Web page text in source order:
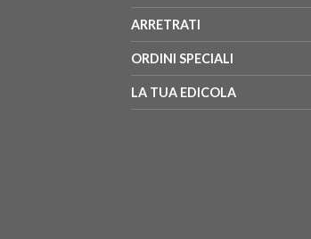
ARRETRATI
ORDINI SPECIALI
LA TUA EDICOLA